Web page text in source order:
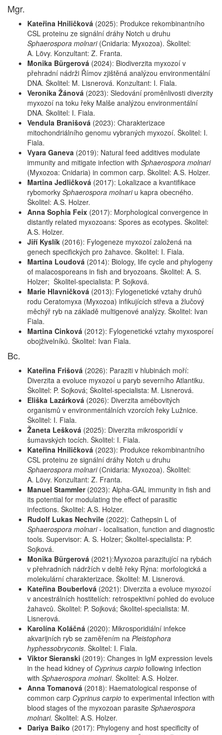
Mgr.
Kateřina Hniličková (2025): Produkce rekombinantního
CSL proteinu ze signální dráhy Notch u druhu
Sphaerospora molnari (Cnidaria: Myxozoa). Školitel:
A. Lövy. Konzultant: Z. Franta.
Monika Bürgerová (2024): Biodiverzita myxozoí v
přehradní nádrži Římov zjištěná analýzou environmentální
DNA. Školitel: M. Lisnerová. Konzultant: I. Fiala.
Veronika Žánová (2023): Sledování proměnlivosti diverzity
myxozoí na toku řeky Malše analýzou environmentální
DNA. Školitel: I. Fiala.
Vendula Branišová (2023): Charakterizace
mitochondriálního genomu vybraných myxozoí. Školitel: I.
Fiala.
Vyara Ganeva (2019): Natural feed additives modulate
immunity and mitigate infection with Sphaerospora molnari
(Myxozoa: Cnidaria) in common carp. Školitel: A.S. Holzer.
Martina Jedličková (2017): Lokalizace a kvantifikace
rybomorky Sphaerospora molnariu kapra obecného.
Školitel: A.S. Holzer.
Anna Sophia Feix (2017): Morphological convergence in
distantly related myxozoans: Spores as ecotypes. Školitel:
A.S. Holzer.
Jiří Kyslík (2016): Fylogeneze myxozoí založená na
genech specifických pro žahavce. Školitel: I. Fiala.
Martina Loudová (2014): Biology, life cycle and phylogeny
of malacosporeans in fish and bryozoans. Školitel: A. S.
Holzer; Školitel-specialista: P. Sojková.
Marie Hlavničková (2013): Fylogenetické vztahy druhů
rodu Ceratomyxa (Myxozoa) infikujících střeva a žlučový
měchýř ryb na základě multigenové analýzy. Školitel: Ivan
Fiala.
Martina Cinková (2012): Fylogenetické vztahy myxosporeí
obojživelníků. Školitel: Ivan Fiala.
Bc.
Kateřina Frišová (2026): Paraziti v hlubinách moří:
Diverzita a evoluce myxozoí u paryb severního Atlantiku.
Školitel: P. Sojková; Školitel-specialista: M. Lisnerová.
Eliška Lazárková (2026): Diverzita amébovitých
organismů v environmentálních vzorcích řeky Lužnice.
Školitel: I. Fiala.
Žaneta Lešková (2025): Diverzita mikrosporidií v
šumavských tocích. Školitel: I. Fiala.
Kateřina Hniličková (2023): Produkce rekombinantního
CSL proteinu ze signální dráhy Notch u druhu
Sphaerospora molnari(Cnidaria: Myxozoa). Školitel:
A. Lövy. Konzultant: Z. Franta.
Manuel Stammler(2023): Alpha-GAL immunity in fish and
its potential for modulating the effect of parasitic
infections. Školitel: A.S. Holzer.
Rudolf Lukas Nechvile (2022): Cathepsin L of
Sphaerospora molnari- localisation, function and diagnostic
tools. Supervisor: A. S. Holzer; Školitel-specialista: P.
Sojková.
Monika Bürgerová (2021):Myxozoa parazitující na rybách
v přehradních nádržích v deltě řeky Rýna: morfologická a
molekulární charakterizace. Školitel: M. Lisnerová.
Kateřina Bouberlová (2021): Diverzita a evoluce myxozoí
v ancestrálních hostitelích: retrospektivní pohled do evoluce
žahavců. Školitel: P. Sojková; Školitel-specialista: M.
Lisnerová.
Karolína Koláčná (2020): Mikrosporidiální infekce
akvarijních ryb se zaměřením na Pleistophora
hyphessobryconis. Školitel: I. Fiala.
Viktor Sieranski (2019): Changes in IgM expression levels
in the head kidney of Cyprinus carpio following infection
with Sphaerospora molnari. Školitel: A.S. Holzer.
Anna Tomanová (2018): Haematological response of
common carp Cyprinus carpio to experimental infection with
blood stages of the myxozoan parasite Sphaerospora
molnari. Školitel: A.S. Holzer.
Dariya Baiko (2017): Phylogeny and host specificity of